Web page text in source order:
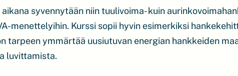
syvennytään niin tuulivoima- kuin
menettelyihin. Kurssi sopii hyvin esimerkiksi
tarpeen ymmärtää uusiutuvan energian hankkeiden
luvittamista.